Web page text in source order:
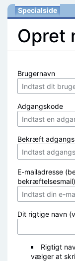
Specialside
Opret
Brugernavn
Adgangskode
Bekræft
E-mailadresse
bekræftelsesmail)
Dit rigtige navn
Rigtigt
vælger at